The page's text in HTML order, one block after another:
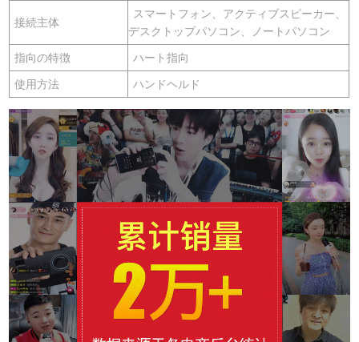
接続主体
スマートフォン、アクティブスピーカー、
デスクトップパソコン、ノートパソコン
指向の特徴 ハート指向
使用方法 ハンドヘルド